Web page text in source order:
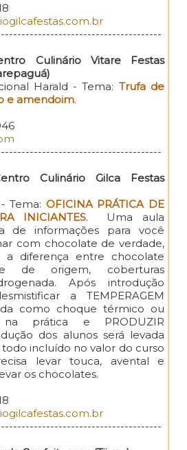
Culinário Vitare Festas
Harald - Tema: Trufa de
e amendoim.
Culinário Gilca Festas
Tema: OFICINA PRÁTICA DE
INICIANTES. Uma aula
de informações para você
com chocolate de verdade,
a diferença entre chocolate
de origem, coberturas
Após introdução
a TEMPERAGEM
como choque térmico ou
na prática e PRODUZIR
dos alunos será levada
todo incluído no valor do curso
levar touca, avental e
os chocolates.